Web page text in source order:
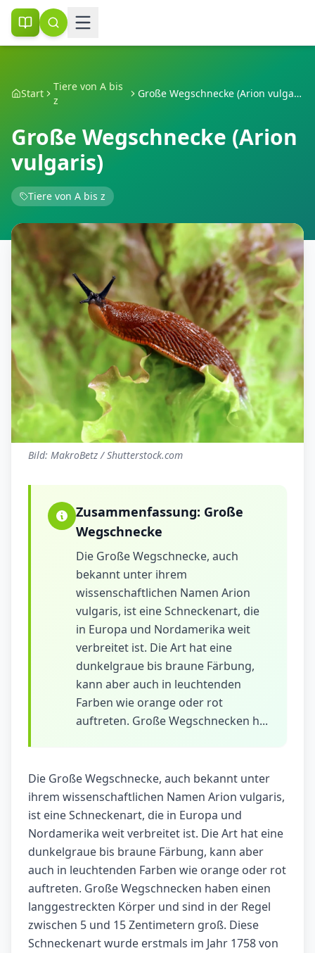
Start
Tiere von A bis
z
Große Wegschnecke (Arion vulgaris)
Große Wegschnecke (Arion
vulgaris)
Tiere von A bis z
Bild: MakroBetz / Shutterstock.com
Zusammenfassung: Große
Wegschnecke
Die Große Wegschnecke, auch
bekannt unter ihrem
wissenschaftlichen Namen Arion
vulgaris, ist eine Schneckenart, die
in Europa und Nordamerika weit
verbreitet ist. Die Art hat eine
dunkelgraue bis braune Färbung,
kann aber auch in leuchtenden
Farben wie orange oder rot
auftreten. Große Wegschnecken h...
Die Große Wegschnecke, auch bekannt unter
ihrem wissenschaftlichen Namen Arion vulgaris,
ist eine Schneckenart, die in Europa und
Nordamerika weit verbreitet ist. Die Art hat eine
dunkelgraue bis braune Färbung, kann aber
auch in leuchtenden Farben wie orange oder rot
auftreten. Große Wegschnecken haben einen
langgestreckten Körper und sind in der Regel
zwischen 5 und 15 Zentimetern groß. Diese
Schneckenart wurde erstmals im Jahr 1758 von